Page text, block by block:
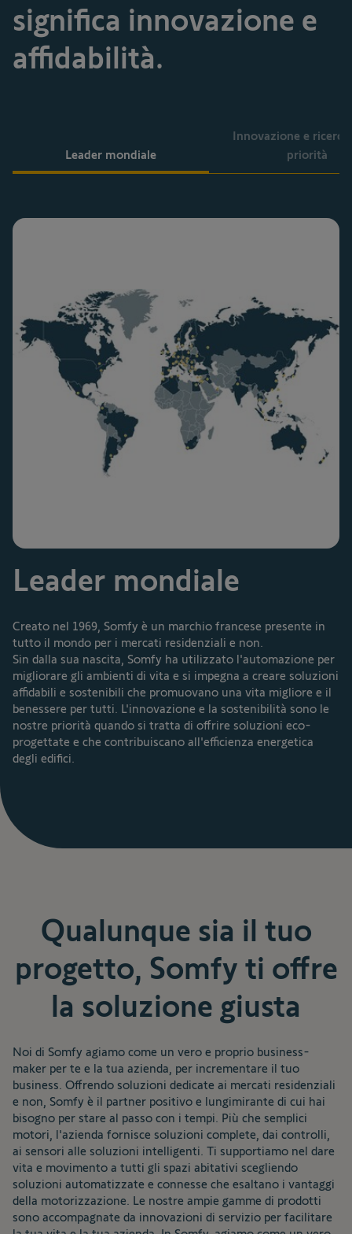
significa innovazione e
affidabilità.
Leader mondiale
Innovazione e ricerca
priorità
Leader mondiale
Creato nel 1969, Somfy è un marchio francese presente in
tutto il mondo per i mercati residenziali e non.
Sin dalla sua nascita, Somfy ha utilizzato l'automazione per
migliorare gli ambienti di vita e si impegna a creare soluzioni
affidabili e sostenibili che promuovano una vita migliore e il
benessere per tutti. L'innovazione e la sostenibilità sono le
nostre priorità quando si tratta di offrire soluzioni eco-
progettate e che contribuiscano all'efficienza energetica
degli edifici.
Qualunque sia il tuo
progetto, Somfy ti offre
la soluzione giusta
Noi di Somfy agiamo come un vero e proprio business-
maker per te e la tua azienda, per incrementare il tuo
business. Offrendo soluzioni dedicate ai mercati residenziali
e non, Somfy è il partner positivo e lungimirante di cui hai
bisogno per stare al passo con i tempi. Più che semplici
motori, l'azienda fornisce soluzioni complete, dai controlli,
ai sensori alle soluzioni intelligenti. Ti supportiamo nel dare
vita e movimento a tutti gli spazi abitativi scegliendo
soluzioni automatizzate e connesse che esaltano i vantaggi
della motorizzazione. Le nostre ampie gamme di prodotti
sono accompagnate da innovazioni di servizio per facilitare